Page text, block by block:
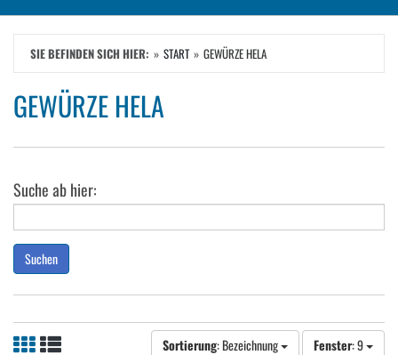
SIE BEFINDEN SICH HIER: START GEWÜRZE HELA
GEWÜRZE HELA
Suche ab hier:
Suchen
Sortierung: Bezeichnung Fenster: 9